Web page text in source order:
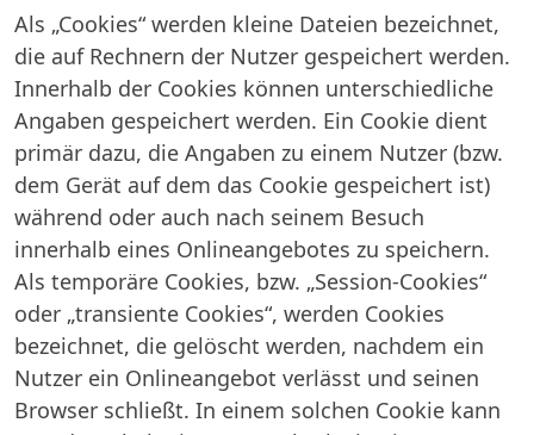
Als „Cookies“ werden kleine Dateien bezeichnet,
die auf Rechnern der Nutzer gespeichert werden.
Innerhalb der Cookies können unterschiedliche
Angaben gespeichert werden. Ein Cookie dient
primär dazu, die Angaben zu einem Nutzer (bzw.
dem Gerät auf dem das Cookie gespeichert ist)
während oder auch nach seinem Besuch
innerhalb eines Onlineangebotes zu speichern.
Als temporäre Cookies, bzw. „Session-Cookies“
oder „transiente Cookies“, werden Cookies
bezeichnet, die gelöscht werden, nachdem ein
Nutzer ein Onlineangebot verlässt und seinen
Browser schließt. In einem solchen Cookie kann